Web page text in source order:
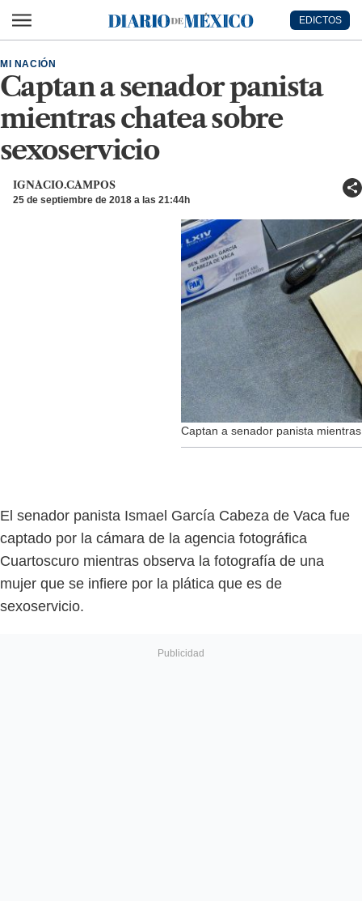
Diario de México
EDICTOS
Captan a senador panista
mientras chatea sobre
sexoservicio
MI NACIÓN
IGNACIO.CAMPOS
25 de septiembre de 2018 a las 21:44h
Captan a senador panista
El senador panista Ismael García Cabeza de Vaca fue
captado por la cámara de la agencia fotográfica
Cuartoscuro mientras observa la fotografía de una
mujer que se infiere por la plática que es de
sexoservicio.